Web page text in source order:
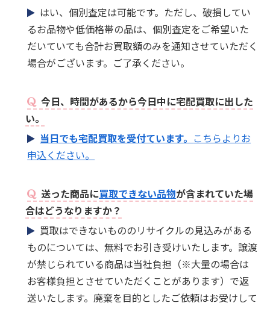
はい、個別査定は可能です。ただし、破損してい
るお品物や低価格帯の品は、個別査定をご希望いた
だいていても合計お買取額のみを通知させていただく
場合がございます。ご了承ください。
今日、時間があるから今日中に宅配買取に出した
い。
当日でも宅配買取を受付ています。 こちらよりお
申込ください。
送った商品に買取できない品物が含まれていた場
合はどうなりますか？
買取はできないもののリサイクルの見込みがある
ものについては、無料でお引き受けいたします。譲渡
が禁じられている商品は当社負担（※大量の場合は
お客様負担とさせていただくことがあります）で返
送いたします。廃棄を目的としたご依頼はお受けして